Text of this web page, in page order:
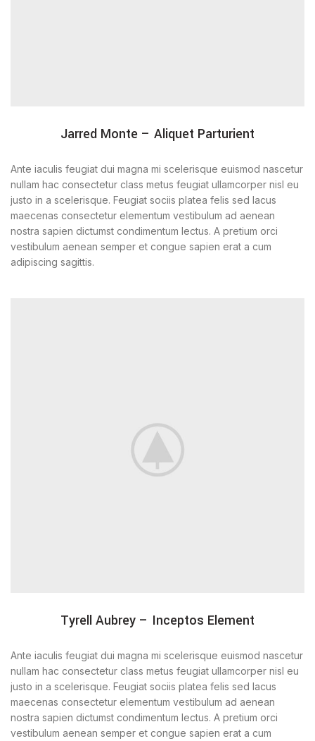
Jarred Monte – Aliquet Parturient
Ante iaculis feugiat dui magna mi scelerisque euismod nascetur
nullam hac consectetur class metus feugiat ullamcorper nisl eu
justo in a scelerisque. Feugiat sociis platea felis sed lacus
maecenas consectetur elementum vestibulum ad aenean
nostra sapien dictumst condimentum lectus. A pretium orci
vestibulum aenean semper et congue sapien erat a cum
adipiscing sagittis.
Tyrell Aubrey – Inceptos Element
Ante iaculis feugiat dui magna mi scelerisque euismod nascetur
nullam hac consectetur class metus feugiat ullamcorper nisl eu
justo in a scelerisque. Feugiat sociis platea felis sed lacus
maecenas consectetur elementum vestibulum ad aenean
nostra sapien dictumst condimentum lectus. A pretium orci
vestibulum aenean semper et congue sapien erat a cum